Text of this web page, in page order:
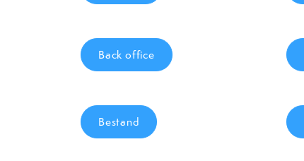
Back office
Bestand